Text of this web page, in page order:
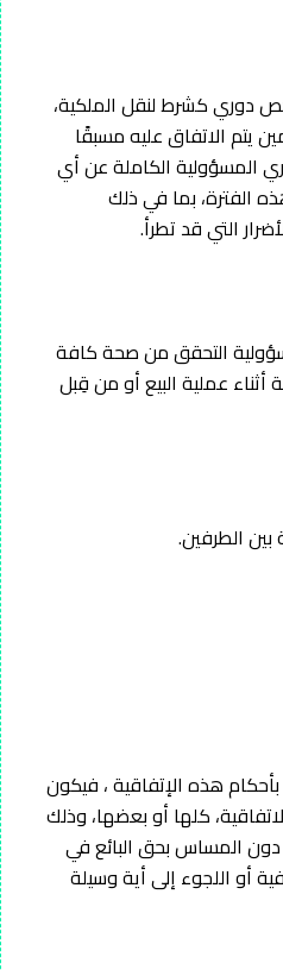
دوري كشرط لنقل الملكية،
يتم الاتفاق عليه مسبقًا
المسؤولية الكاملة عن أي
الفترة، بما في ذلك
التي قد تطرأ.
التحقق من صحة كافة
أثناء عملية البيع أو من قِبل
بين الطرفين.
هذه الإتفاقية ، فيكون
كلها أو بعضها، وذلك
دون المساس بحق البائع في
أو اللجوء إلى أية وسيلة